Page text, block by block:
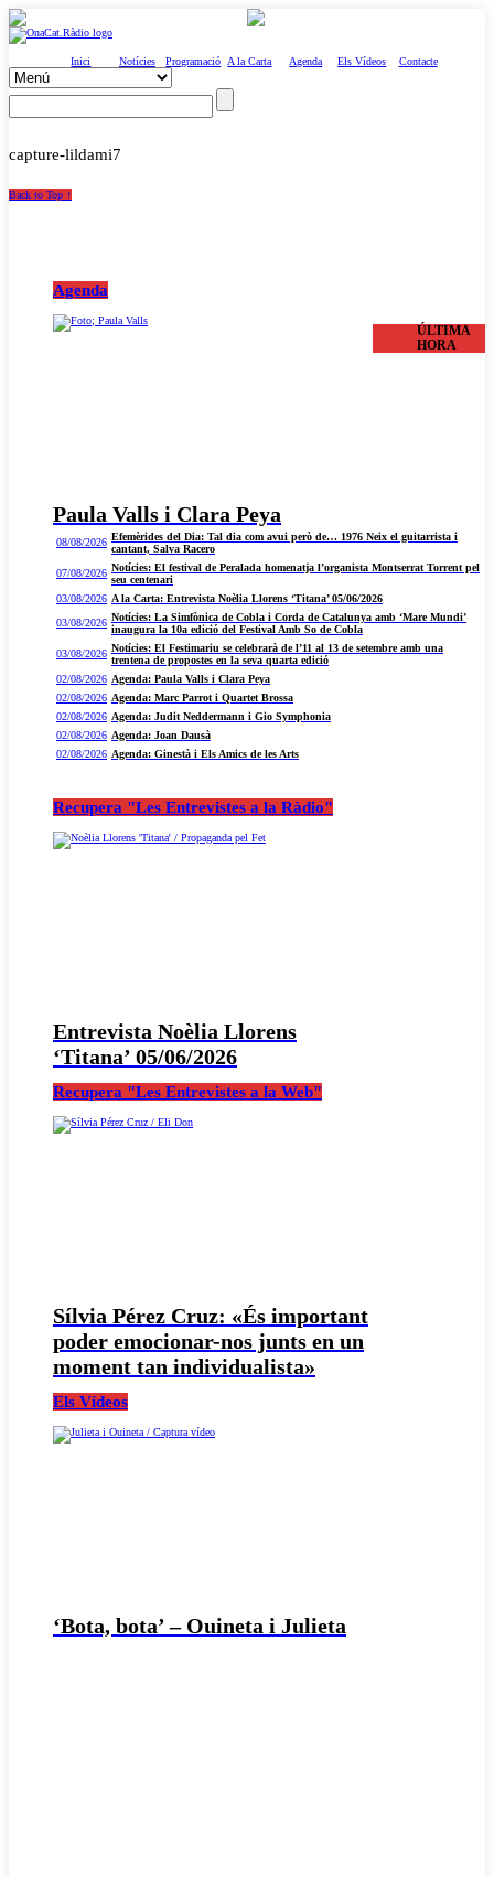
Inici Notícies Programació A la Carta Agenda Els Vídeos Contacte
capture-lildami7
Back to Top ↑
Agenda
Paula Valls i Clara Peya
ÚLTIMA
HORA
08/08/2026 Efemèrides del Dia: Tal dia com avui però de… 1976 Neix el guitarrista i
cantant, Salva Racero
07/08/2026 Notícies: El festival de Peralada homenatja l’organista Montserrat Torrent pel
seu centenari
03/08/2026 A la Carta: Entrevista Noèlia Llorens ‘Titana’ 05/06/2026
03/08/2026 Notícies: La Simfònica de Cobla i Corda de Catalunya amb ‘Mare Mundi’
inaugura la 10a edició del Festival Amb So de Cobla
03/08/2026 Notícies: El Festimariu se celebrarà de l’11 al 13 de setembre amb una
trentena de propostes en la seva quarta edició
02/08/2026 Agenda: Paula Valls i Clara Peya
02/08/2026 Agenda: Marc Parrot i Quartet Brossa
02/08/2026 Agenda: Judit Neddermann i Gio Symphonia
02/08/2026 Agenda: Joan Dausà
02/08/2026 Agenda: Ginestà i Els Amics de les Arts
Recupera "Les Entrevistes a la Ràdio"
Entrevista Noèlia Llorens
‘Titana’ 05/06/2026
Recupera "Les Entrevistes a la Web"
Sílvia Pérez Cruz: «És important
poder emocionar-nos junts en un
moment tan individualista»
Els Vídeos
‘Bota, bota’ – Ouineta i Julieta